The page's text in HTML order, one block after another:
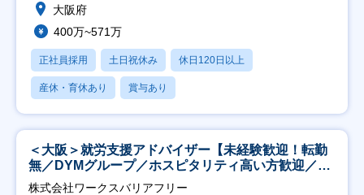
大阪府
400万~571万
正社員採用 土日祝休み 休日120日以上
産休・育休あり 賞与あり
＜大阪＞就労支援アドバイザー【未経験歓迎！転勤
無／DYMグループ／ホスピタリティ高い方歓迎／土
日祝】
株式会社ワークスバリアフリー